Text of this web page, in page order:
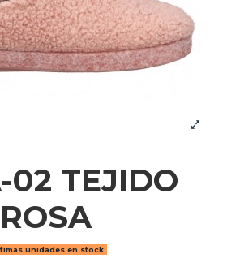
02 TEJIDO
ROSA
unidades en stock